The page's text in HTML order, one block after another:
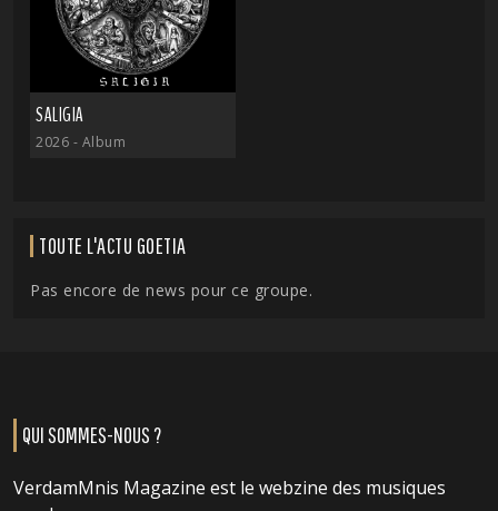
SALIGIA
2026 - Album
TOUTE L'ACTU GOETIA
Pas encore de news pour ce groupe.
QUI SOMMES-NOUS ?
VerdamMnis Magazine est le webzine des musiques